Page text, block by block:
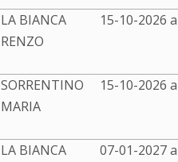
LA BIANCA
RENZO
15-10-2026
SORRENTINO
MARIA
15-10-2026
LA BIANCA
07-01-2027